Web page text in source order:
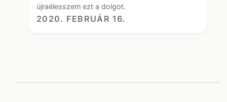
újraélesszem ezt a dolgot.
2020. FEBRUÁR 16.